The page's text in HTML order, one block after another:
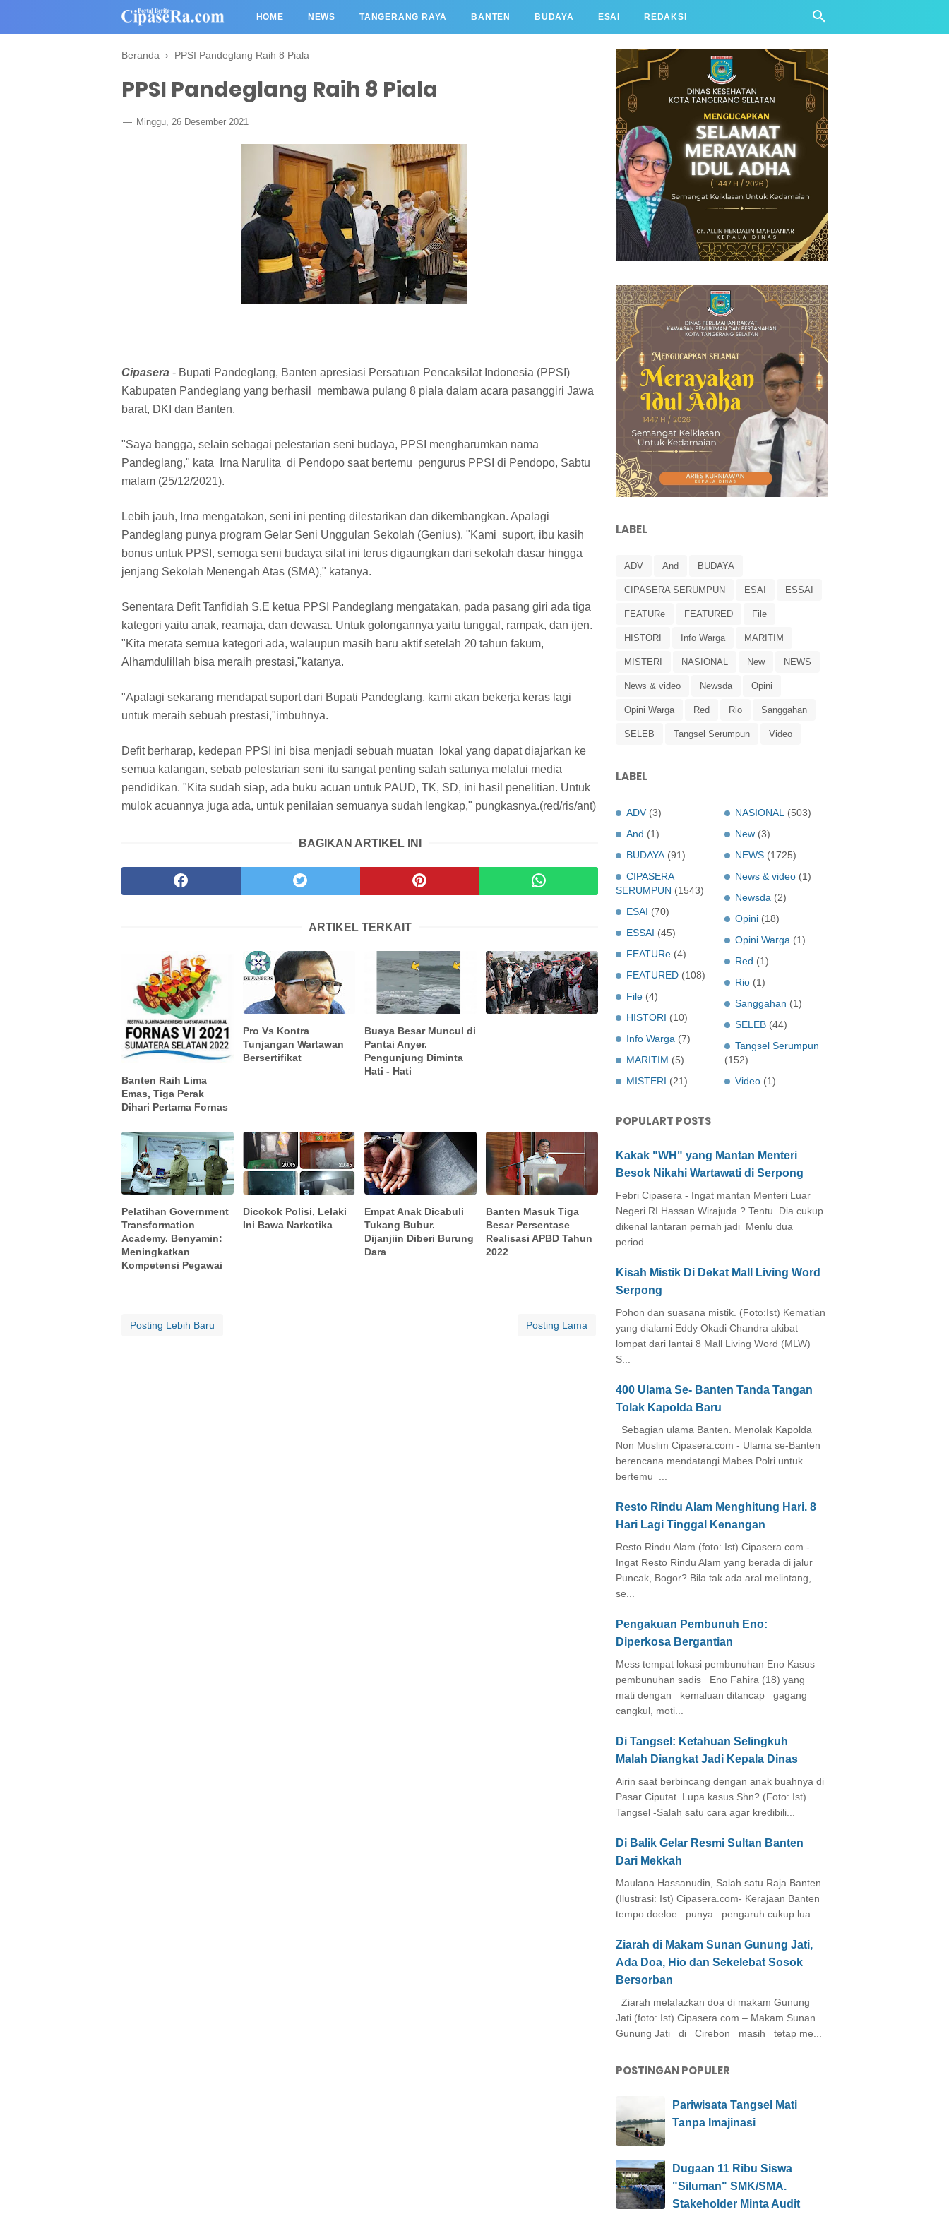
HOME NEWS TANGERANG RAYA BANTEN BUDAYA ESAI REDAKSI
Beranda › PPSI Pandeglang Raih 8 Piala
PPSI Pandeglang Raih 8 Piala
Minggu, 26 Desember 2021
Cipasera - Bupati Pandeglang, Banten apresiasi Persatuan Pencaksilat Indonesia (PPSI)
Kabupaten Pandeglang yang berhasil membawa pulang 8 piala dalam acara pasanggiri Jawa
barat, DKI dan Banten.
"Saya bangga, selain sebagai pelestarian seni budaya, PPSI mengharumkan nama
Pandeglang," kata Irna Narulita di Pendopo saat bertemu pengurus PPSI di Pendopo, Sabtu
malam (25/12/2021).
Lebih jauh, Irna mengatakan, seni ini penting dilestarikan dan dikembangkan. Apalagi
Pandeglang punya program Gelar Seni Unggulan Sekolah (Genius). "Kami suport, ibu kasih
bonus untuk PPSI, semoga seni budaya silat ini terus digaungkan dari sekolah dasar hingga
jenjang Sekolah Menengah Atas (SMA)," katanya.
Senentara Defit Tanfidiah S.E ketua PPSI Pandeglang mengatakan, pada pasang giri ada tiga
kategori yaitu anak, reamaja, dan dewasa. Untuk golongannya yaitu tunggal, rampak, dan ijen.
"Kita merata semua kategori ada, walaupun masih baru aktif setelah 20 tahun fakum,
Alhamdulillah bisa meraih prestasi,"katanya.
"Apalagi sekarang mendapat suport dari Bupati Pandeglang, kami akan bekerja keras lagi
untuk meraih sebuah prestasi,"imbuhnya.
Defit berharap, kedepan PPSI ini bisa menjadi sebuah muatan lokal yang dapat diajarkan ke
semua kalangan, sebab pelestarian seni itu sangat penting salah satunya melalui media
pendidikan. "Kita sudah siap, ada buku acuan untuk PAUD, TK, SD, ini hasil penelitian. Untuk
mulok acuannya juga ada, untuk penilaian semuanya sudah lengkap," pungkasnya.(red/ris/ant)
BAGIKAN ARTIKEL INI
ARTIKEL TERKAIT
Banten Raih Lima
Emas, Tiga Perak
Dihari Pertama Fornas
Pro Vs Kontra
Tunjangan Wartawan
Bersertifikat
Buaya Besar Muncul di
Pantai Anyer.
Pengunjung Diminta
Hati - Hati
Pelatihan Government
Transformation
Academy. Benyamin:
Meningkatkan
Kompetensi Pegawai
Dicokok Polisi, Lelaki
Ini Bawa Narkotika
Empat Anak Dicabuli
Tukang Bubur.
Dijanjiin Diberi Burung
Dara
Banten Masuk Tiga
Besar Persentase
Realisasi APBD Tahun
2022
Posting Lebih Baru Posting Lama
LABEL
ADV And BUDAYA
CIPASERA SERUMPUN ESAI ESSAI
FEATURe FEATURED File
HISTORI Info Warga MARITIM
MISTERI NASIONAL New NEWS
News & video Newsda Opini
Opini Warga Red Rio Sanggahan
SELEB Tangsel Serumpun Video
LABEL
ADV (3)
And (1)
BUDAYA (91)
CIPASERA
SERUMPUN (1543)
ESAI (70)
ESSAI (45)
FEATURe (4)
FEATURED (108)
File (4)
HISTORI (10)
Info Warga (7)
MARITIM (5)
MISTERI (21)
NASIONAL
(503)
New (3)
NEWS (1725)
News & video (1)
Newsda (2)
Opini (18)
Opini Warga (1)
Red (1)
Rio (1)
Sanggahan (1)
SELEB (44)
Tangsel Serumpun
(152)
Video (1)
POPULART POSTS
Kakak "WH" yang Mantan Menteri
Besok Nikahi Wartawati di Serpong
Febri Cipasera - Ingat mantan Menteri Luar
Negeri RI Hassan Wirajuda ? Tentu. Dia cukup
dikenal lantaran pernah jadi Menlu dua
period...
Kisah Mistik Di Dekat Mall Living Word
Serpong
Pohon dan suasana mistik. (Foto:Ist) Kematian
yang dialami Eddy Okadi Chandra akibat
lompat dari lantai 8 Mall Living Word (MLW)
S...
400 Ulama Se- Banten Tanda Tangan
Tolak Kapolda Baru
Sebagian ulama Banten. Menolak Kapolda
Non Muslim Cipasera.com - Ulama se-Banten
berencana mendatangi Mabes Polri untuk
bertemu ...
Resto Rindu Alam Menghitung Hari. 8
Hari Lagi Tinggal Kenangan
Resto Rindu Alam (foto: Ist) Cipasera.com -
Ingat Resto Rindu Alam yang berada di jalur
Puncak, Bogor? Bila tak ada aral melintang,
se...
Pengakuan Pembunuh Eno:
Diperkosa Bergantian
Mess tempat lokasi pembunuhan Eno Kasus
pembunuhan sadis Eno Fahira (18) yang
mati dengan kemaluan ditancap gagang
cangkul, moti...
Di Tangsel: Ketahuan Selingkuh
Malah Diangkat Jadi Kepala Dinas
Airin saat berbincang dengan anak buahnya di
Pasar Ciputat. Lupa kasus Shn? (Foto: Ist)
Tangsel -Salah satu cara agar kredibili...
Di Balik Gelar Resmi Sultan Banten
Dari Mekkah
Maulana Hassanudin, Salah satu Raja Banten
(Ilustrasi: Ist) Cipasera.com- Kerajaan Banten
tempo doeloe punya pengaruh cukup lua...
Ziarah di Makam Sunan Gunung Jati,
Ada Doa, Hio dan Sekelebat Sosok
Bersorban
Ziarah melafazkan doa di makam Gunung
Jati (foto: Ist) Cipasera.com – Makam Sunan
Gunung Jati di Cirebon masih tetap me...
POSTINGAN POPULER
Pariwisata Tangsel Mati
Tanpa Imajinasi
Dugaan 11 Ribu Siswa
"Siluman" SMK/SMA.
Stakeholder Minta Audit